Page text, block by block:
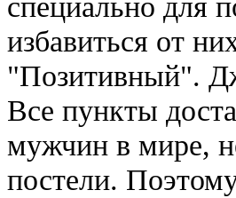
избавиться от
"Позитивный".
Все пункты
мужчин в мире,
постели.